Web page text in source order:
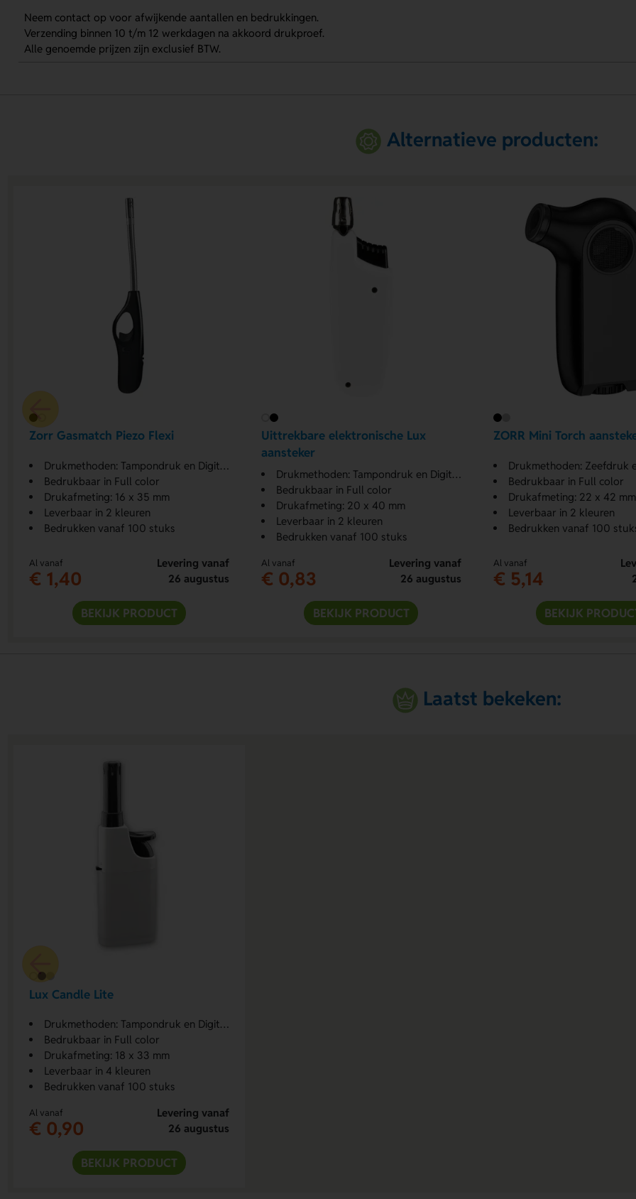
Neem contact op voor afwijkende aantallen en bedrukkingen.
Verzending binnen 10 t/m 12 werkdagen na akkoord drukproef.
Alle genoemde prijzen zijn exclusief BTW.
Alternatieve producten:
Zorr Gasmatch Piezo Flexi
Drukmethoden: Tampondruk en Digitale print
Bedrukbaar in Full color
Drukafmeting: 16 x 35 mm
Leverbaar in 2 kleuren
Bedrukken vanaf 100 stuks
Al vanaf
€ 1,40
Levering vanaf
26 augustus
BEKIJK PRODUCT
Uittrekbare elektronische Lux
aansteker
Drukmethoden: Tampondruk en Digitale print
Bedrukbaar in Full color
Drukafmeting: 20 x 40 mm
Leverbaar in 2 kleuren
Bedrukken vanaf 100 stuks
Al vanaf
€ 0,83
Levering vanaf
26 augustus
BEKIJK PRODUCT
ZORR Mini Torch
Drukmethoden: Zeefdruk en
Bedrukbaar in Full color
Drukafmeting: 22 x 42 mm
Leverbaar in 2 kleuren
Bedrukken vanaf 100
Al vanaf
€ 5,14
BEKIJK
Laatst bekeken:
Lux Candle Lite
Drukmethoden: Tampondruk en Digitale print
Bedrukbaar in Full color
Drukafmeting: 18 x 33 mm
Leverbaar in 4 kleuren
Bedrukken vanaf 100 stuks
Al vanaf
€ 0,90
Levering vanaf
26 augustus
BEKIJK PRODUCT